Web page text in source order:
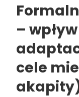
–
cele